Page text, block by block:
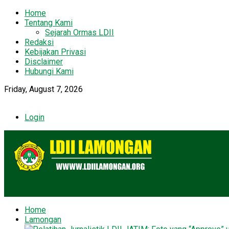
Home
Tentang Kami
Sejarah Ormas LDII
Redaksi
Kebijakan Privasi
Disclaimer
Hubungi Kami
Friday, August 7, 2026
Login
Home
Lamongan